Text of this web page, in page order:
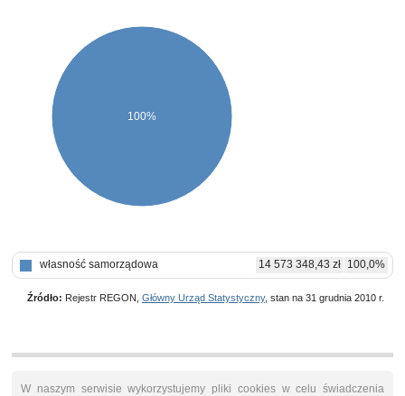
100%
własność samorządowa 14 573 348,43 zł 100,0%
Źródło: Rejestr REGON, Główny Urząd Statystyczny, stan na 31 grudnia 2010 r.
W naszym serwisie wykorzystujemy pliki cookies w celu świadczenia